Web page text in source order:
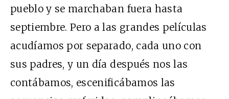
pueblo y se marchaban fuera hasta
septiembre. Pero a las grandes películas
acudíamos por separado, cada uno con
sus padres, y un día después nos las
contábamos, escenificábamos las